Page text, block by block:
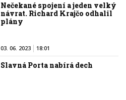
Nečekané spojení a jeden velký
návrat. Richard Krajčo odhalil
plány
03. 06. 2023 18:01
Slavná Porta nabírá dech